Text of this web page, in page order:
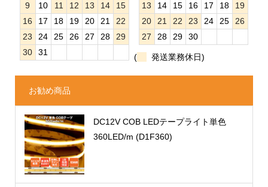
9
10 11 12 13 14
15
16
17 18 19 20 21
22
23
24 25 26 27 28
29
30
31
13
14 15 16 17 18
19
20
21 22 23 24 25
26
27
28 29 30
( 発送業務休日)
お勧め商品
DC12V COB LEDテープライト単色
360LED/m (D1F360)